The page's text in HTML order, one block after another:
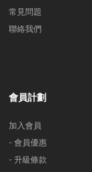
常見問題
聯絡我們
會員計劃
加入會員
- 會員優惠
- 升級條款